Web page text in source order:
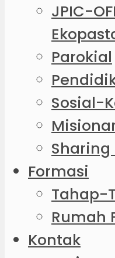
JPIC-
Parokial
Sosial-
Sharing
Formasi
Tahap-
Rumah
Kontak